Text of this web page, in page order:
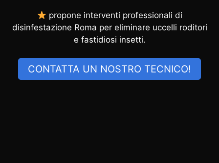
propone interventi professionali di
disinfestazione Roma per eliminare uccelli roditori
e fastidiosi insetti.
CONTATTA UN NOSTRO TECNICO!